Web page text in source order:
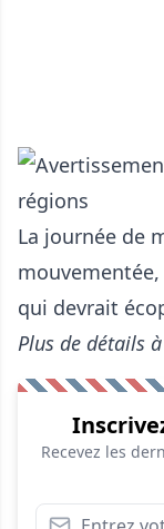
La journée de
mouvementée,
qui devrait
Plus de détails
Recevez les